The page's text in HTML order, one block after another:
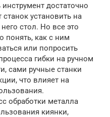
достаточно
установить на
стол. Но все это
понять, как с ним
или попросить
гибки на ручном
сами ручные станки
что влияет на
обработки металла
киянки,